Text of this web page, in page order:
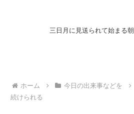
三日月に見送られて始まる朝
ホーム 今日の出来事などを
続けられる